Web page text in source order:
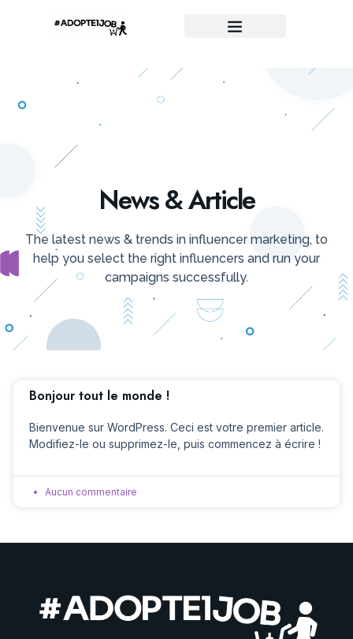
News & Article
The latest news & trends in influencer marketing, to
help you select the right influencers and run your
campaigns successfully.
Bonjour tout le monde !
Bienvenue sur WordPress. Ceci est votre premier article.
Modifiez-le ou supprimez-le, puis commencez à écrire !
Aucun commentaire